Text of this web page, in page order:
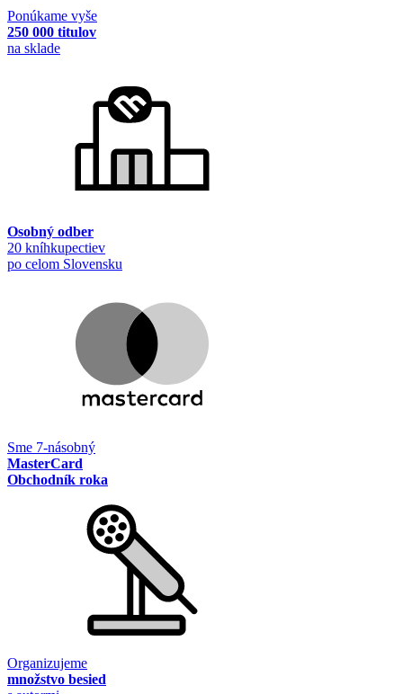
Ponúkame vyše
250 000 titulov
na sklade
Osobný odber
20 kníhkupectiev
po celom Slovensku
Sme 7-násobný
MasterCard
Obchodník roka
Organizujeme
množstvo besied